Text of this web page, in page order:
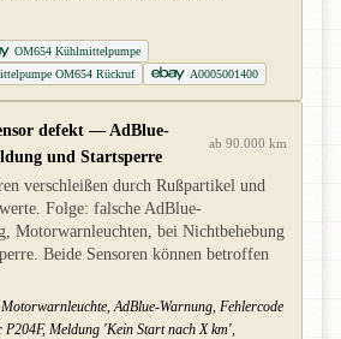
OM654 Kühlmittelpumpe
OM654 Rückruf
A0005001400
defekt — AdBlue-
und Startsperre
ab 90.000 km
verschleißen durch Rußpartikel und
Folge: falsche AdBlue-
Motorwarnleuchten, bei Nichtbehebung
Beide Sensoren können betroffen
Motorwarnleuchte, AdBlue-Warnung, Fehlercode
P204F, Meldung 'Kein Start nach X km',